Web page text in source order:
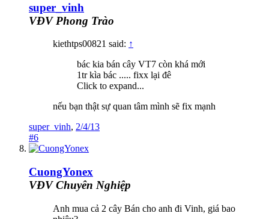
super_vinh
VĐV Phong Trào
kiethtps00821 said: ↑
bác kia bán cây VT7 còn khá mới
1tr kìa bác ..... fixx lại đê
Click to expand...
nếu bạn thật sự quan tâm mình sẽ fix mạnh
super_vinh, 2/4/13
#6
CuongYonex
VĐV Chuyên Nghiệp
Anh mua cả 2 cây Bán cho anh đi Vinh, giá bao